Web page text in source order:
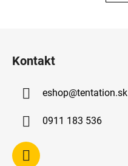
Kontakt
eshop@tentation.sk
0911 183 536